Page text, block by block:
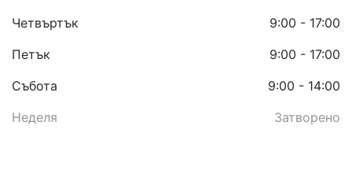
Четвъртък
9:00 - 17:00
Петък
9:00 - 17:00
Събота
9:00 - 14:00
Неделя
Затворено